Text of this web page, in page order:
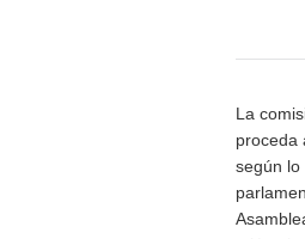
La
proceda
según lo